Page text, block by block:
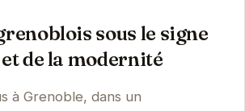
sous le signe
de la modernité
à Grenoble, dans un